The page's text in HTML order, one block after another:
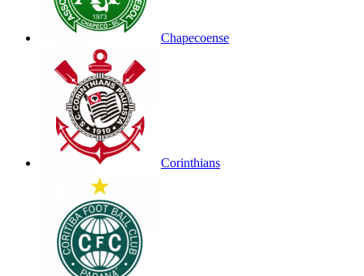
Chapecoense
Corinthians